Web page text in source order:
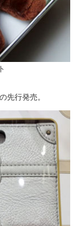
の先行発売。